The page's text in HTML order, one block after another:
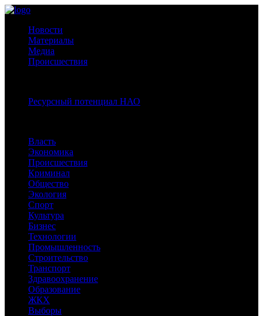
Новости
Материалы
Медиа
Происшествия
Ресурсный потенциал НАО
Власть
Экономика
Происшествия
Криминал
Общество
Экология
Спорт
Культура
Бизнес
Технологии
Промышленность
Строительство
Транспорт
Здравоохранение
Образование
ЖКХ
Выборы